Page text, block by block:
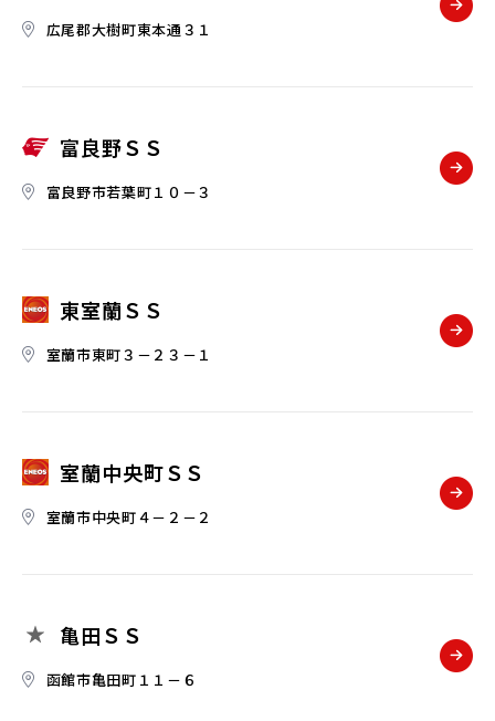
広尾郡大樹町東本通３１
富良野ＳＳ
富良野市若葉町１０－３
東室蘭ＳＳ
室蘭市東町３－２３－１
室蘭中央町ＳＳ
室蘭市中央町４－２－２
亀田ＳＳ
函館市亀田町１１－６